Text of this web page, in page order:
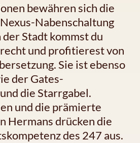
bewähren sich die
Nabenschaltung
der Stadt kommst du
und profitierest von
Sie ist ebenso
der Gates-
die Starrgabel.
und die prämierte
Hermans drücken die
des 247 aus.